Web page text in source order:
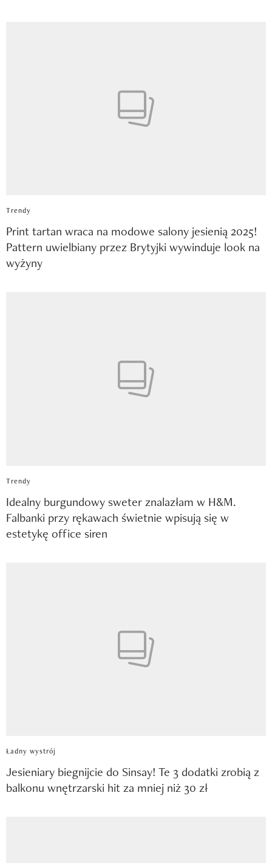
Trendy
Print tartan wraca na modowe salony jesienią 2025!
Pattern uwielbiany przez Brytyjki wywinduje look na
wyżyny
Trendy
Idealny burgundowy sweter znalazłam w H&M.
Falbanki przy rękawach świetnie wpisują się w
estetykę office siren
Ładny wystrój
Jesieniary biegnijcie do Sinsay! Te 3 dodatki zrobią z
balkonu wnętrzarski hit za mniej niż 30 zł